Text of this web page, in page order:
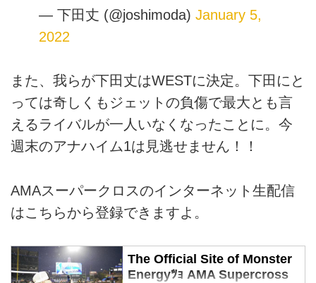
— 下田丈 (@joshimoda) January 5,
2022
また、我らが下田丈はWESTに決定。下田にと
っては奇しくもジェットの負傷で最大とも言
えるライバルが一人いなくなったことに。今
週末のアナハイム1は見逃せません！！
AMAスーパークロスのインターネット生配信
はこちらから登録できますよ。
The Official Site of Monster
Energyﾂｮ AMA Supercross